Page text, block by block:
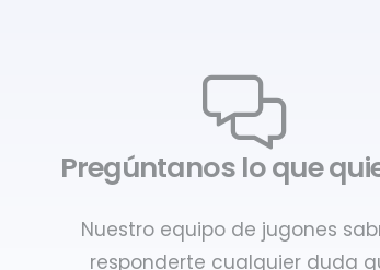
Pregúntanos lo que
Nuestro equipo de jugones
responderte cualquier duda